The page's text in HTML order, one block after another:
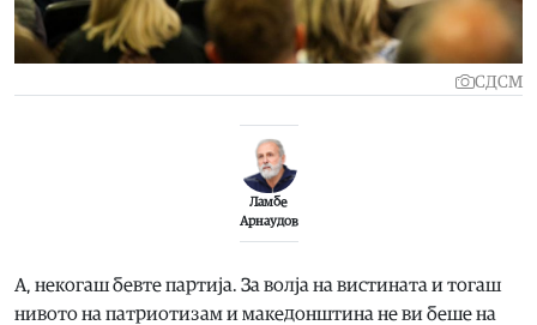
СДСМ
Ламбе
Арнаудов
А, некогаш бевте партија. За волја на вистината и тогаш
нивото на патриотизам и македонштина не ви беше на